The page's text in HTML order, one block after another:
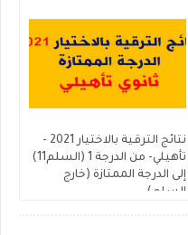
نتائج الترقية بالاختيار 2021 -
تأهيلي- من الدرجة 1 (السلم11)
إلى الدرجة الممتازة (خارج
السلم)